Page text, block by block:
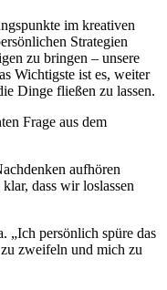
im kreativen
Strategien
zu bringen – unsere
Wichtigste ist es, weiter
Dinge fließen zu lassen.
Frage aus dem
aufhören
dass wir loslassen
„Ich persönlich spüre das
zweifeln und mich zu